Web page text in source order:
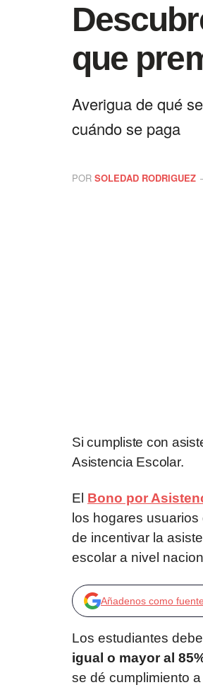
que
Averigua de qué
cuándo se paga
POR SOLEDAD RODRIGUEZ
Si cumpliste con
Asistencia Escolar.
El Bono por
los hogares usuarios
de incentivar la
escolar a nivel
Añadenos como
Los estudiantes
igual o mayor al
se dé cumplimiento